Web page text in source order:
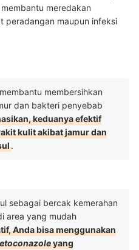
meredakan
peradangan maupun infeksi
membersihkan
dan bakteri penyebab
keduanya efektif
kulit akibat jamur dan
.
sebagai bercak kemerahan
area yang mudah
Anda bisa menggunakan
yang